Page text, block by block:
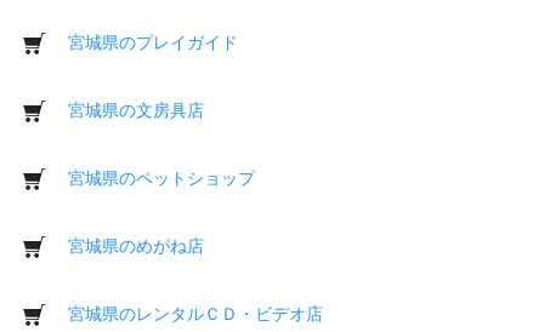
宮城県のプレイガイド
宮城県の文房具店
宮城県のペットショップ
宮城県のめがね店
宮城県のレンタルＣＤ・ビデオ店